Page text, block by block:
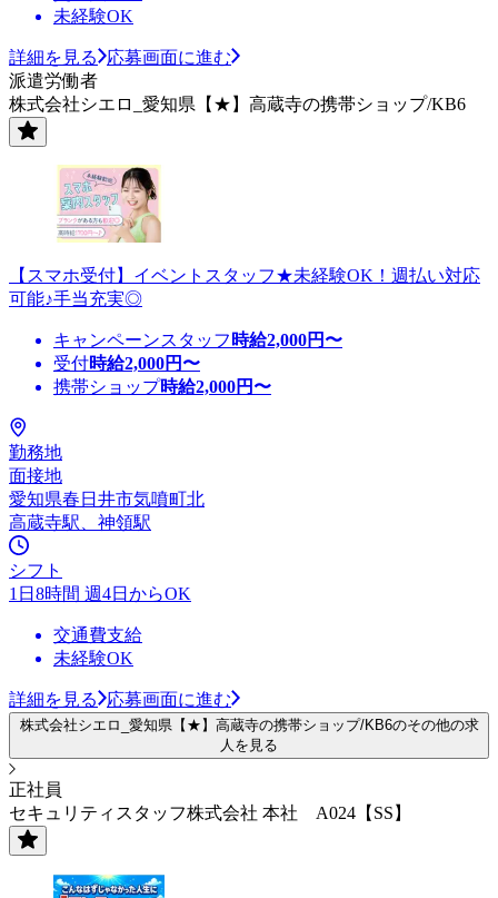
未経験OK
詳細を見る
応募画面に進む
派遣労働者
株式会社シエロ_愛知県【★】高蔵寺の携帯ショップ/KB6
【スマホ受付】イベントスタッフ★未経験OK！週払い対応
可能♪手当充実◎
キャンペーンスタッフ 時給2,000円〜
受付時給2,000円〜
携帯ショップ時給2,000円〜
勤務地
面接地
愛知県春日井市気噴町北
高蔵寺駅、神領駅
シフト
1日8時間 週4日からOK
交通費支給
未経験OK
詳細を見る 応募画面に進む
株式会社シエロ_愛知県【★】高蔵寺の携帯ショップ/KB6のその他の求
人を見る
正社員
セキュリティスタッフ株式会社 本社 A024【SS】